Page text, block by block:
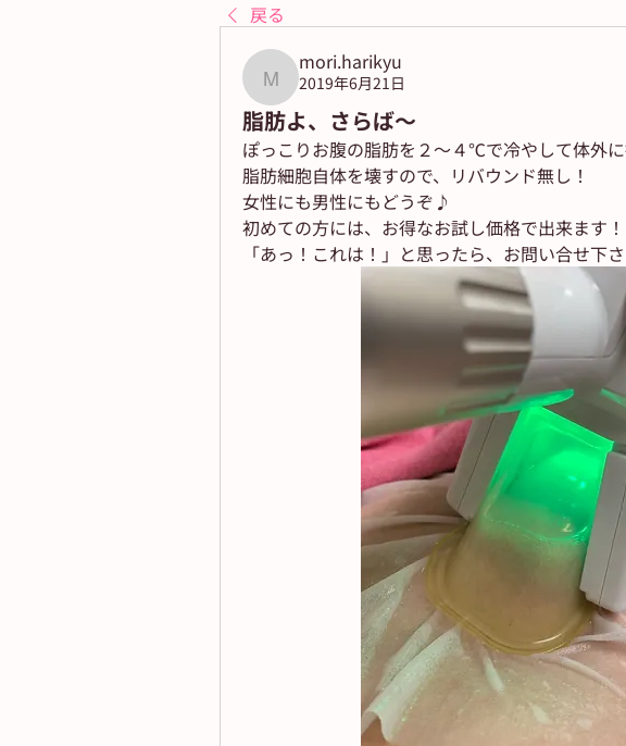
戻る
mori.harikyu
mori.harikyu
2019年6月21日
脂肪よ、さらば～
ぽっこりお腹の脂肪を２～４℃で冷やして体外に
脂肪細胞自体を壊すので、リバウンド無し！
女性にも男性にもどうぞ♪
初めての方には、お得なお試し価格で出来ます！
「あっ！これは！」と思ったら、お問い合せ下さ